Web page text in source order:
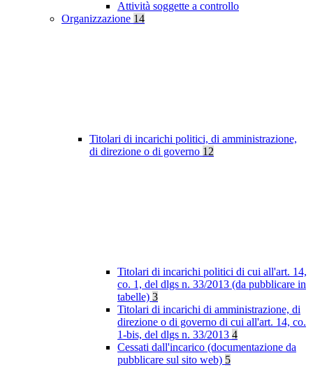
Attività soggette a controllo
Organizzazione 14
Titolari di incarichi politici, di amministrazione,
di direzione o di governo 12
Titolari di incarichi politici di cui all'art. 14,
co. 1, del dlgs n. 33/2013 (da pubblicare in
tabelle) 3
Titolari di incarichi di amministrazione, di
direzione o di governo di cui all'art. 14, co.
1-bis, del dlgs n. 33/2013 4
Cessati dall'incarico (documentazione da
pubblicare sul sito web) 5